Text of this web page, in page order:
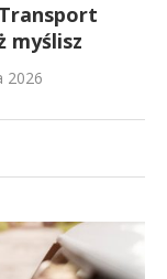
myślisz
2026